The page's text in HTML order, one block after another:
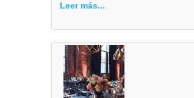
Leer más...